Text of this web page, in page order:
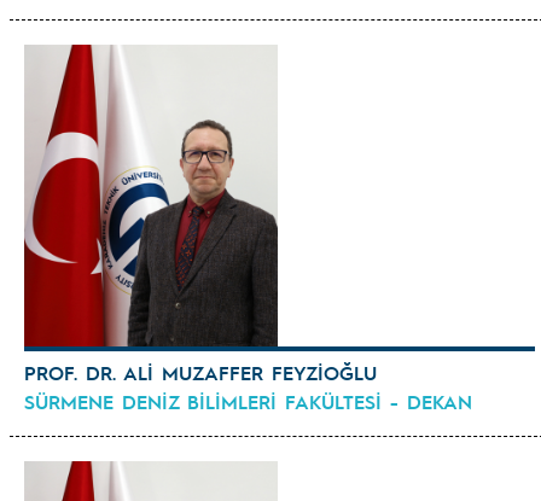
PROF. DR. ALİ MUZAFFER FEYZİOĞLU
SÜRMENE DENİZ BİLİMLERİ FAKÜLTESİ - DEKAN